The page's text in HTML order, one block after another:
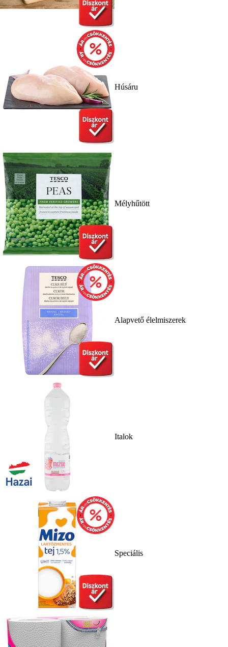
Húsáru
Mélyhűtött
Alapvető élelmiszerek
Italok
Speciális